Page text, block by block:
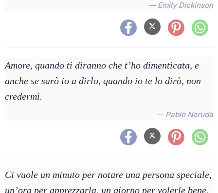
— Emily Dickinson
Amore, quando ti diranno che t’ho dimenticata, e
anche se sarò io a dirlo, quando io te lo dirò, non
credermi.
— Pablo Neruda
Ci vuole un minuto per notare una persona speciale,
un’ora per apprezzarla, un giorno per volerle bene,